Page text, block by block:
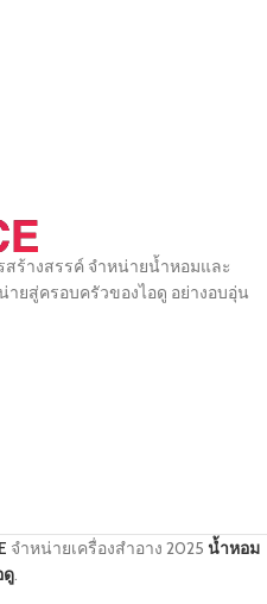
ร้างสรรค์ จำหน่ายน้ำหอมและ
ยสู่ครอบครัวของไอดู อย่างอบอุ่น
จำหน่ายเครื่องสำอาง 2025 น้ำหอม
ดู.